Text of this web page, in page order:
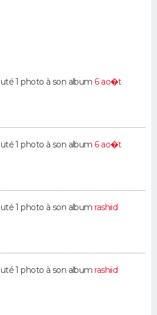
1 photo à son album 6 ao�t
1 photo à son album 6 ao�t
1 photo à son albumrashiid
1 photo à son albumrashiid